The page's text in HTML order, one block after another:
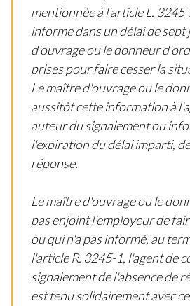
mentionnée à l'article L.
informe dans un délai de sept
d'ouvrage ou le donneur
prises pour faire cesser la
Le maître d'ouvrage ou le
aussitôt cette information à
auteur du signalement ou
l'expiration du délai imparti,
réponse.
Le maître d'ouvrage ou le
pas enjoint l'employeur de
ou qui n'a pas informé, au
l'article R. 3245-1, l'agent de
signalement de l'absence de
est tenu solidairement avec